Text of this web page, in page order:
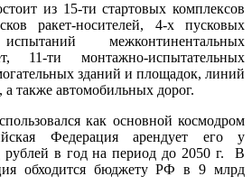
из 15-ти стартовых комплексов
ракет-носителей, 4-х пусковых
межконтинентальных
11-ти монтажно-испытательных
зданий и площадок, линий
а также автомобильных дорог.
как основной космодром
Федерация арендует его у
рублей в год на период до 2050 г. В
обходится бюджету РФ в 9 млрд